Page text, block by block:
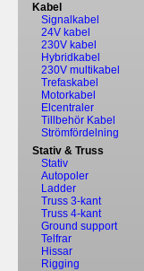
Kabel
Signalkabel
24V kabel
230V kabel
Hybridkabel
230V multikabel
Trefaskabel
Motorkabel
Elcentraler
Tillbehör Kabel
Strömfördelning
Stativ & Truss
Stativ
Autopoler
Ladder
Truss 3-kant
Truss 4-kant
Ground support
Telfrar
Hissar
Rigging